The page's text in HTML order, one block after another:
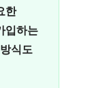
한
입하는
방식도